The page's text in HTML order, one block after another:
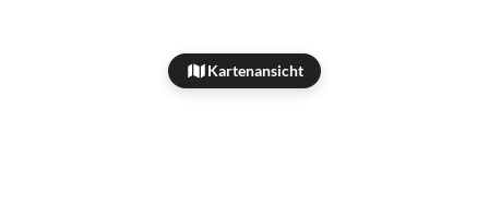
Kartenansicht